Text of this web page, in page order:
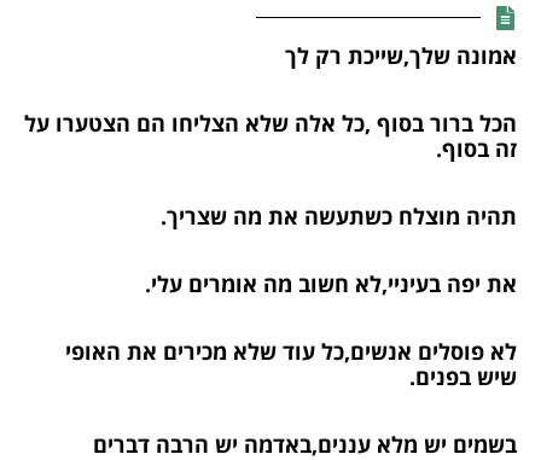
אמונה שלך,שייכת רק לך
הכל ברור בסוף ,כל אלה שלא הצליחו הם הצטערו על
זה בסוף.
תהיה מוצלח כשתעשה את מה שצריך.
את יפה בעיניי,לא חשוב מה אומרים עלי.
לא פוסלים אנשים,כל עוד שלא מכירים את האופי
שיש בפנים.
בשמים יש מלא עננים,באדמה יש הרבה דברים